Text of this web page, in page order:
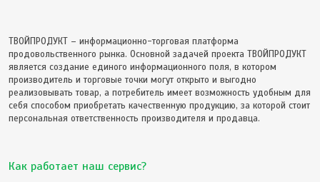
ТВОЙПРОДУКТ – информационно-торговая платформа
продовольственного рынка. Основной задачей проекта ТВОЙПРОДУКТ
является создание единого информационного поля, в котором
производитель и торговые точки могут открыто и выгодно
реализовывать товар, а потребитель имеет возможность удобным для
себя способом приобретать качественную продукцию, за которой стоит
персональная ответственность производителя и продавца.
Как работает наш сервис?